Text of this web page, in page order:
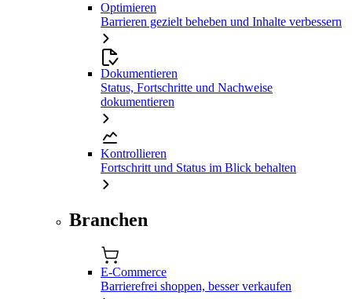
Optimieren
Barrieren gezielt beheben und Inhalte verbessern
Dokumentieren
Status, Fortschritte und Nachweise
dokumentieren
Kontrollieren
Fortschritt und Status im Blick behalten
Branchen
E-Commerce
Barrierefrei shoppen, besser verkaufen